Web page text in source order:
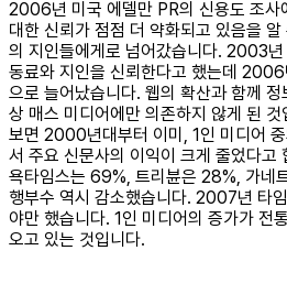
2006년 미국 에델만 PR의 신용도 조사
대한 신뢰가 점점 더 약화되고 있음을
의 지인들에게로 넘어갔습니다. 2003
동료와 지인을 신뢰한다고 했는데
으로 늘어났습니다. 웹의 확산과 함께 정
상 매스 미디어에만 의존하지 않게 된
보면 2000년대부터 이미, 1인 미디어
서 주요 신문사의 이익이 크게 줄었다
욕타임스는 69%, 트리뷴은 28%, 가네
행부수 역시 감소했습니다. 2007년 타
야만 했습니다. 1인 미디어의 증가가 전
오고 있는 것입니다.